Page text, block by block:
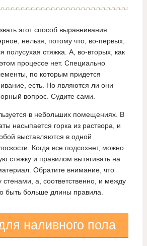
этот способ выравнивания
нельзя, потому что, во-первых,
полусухая стяжка. А, во-вторых, как
процессе нет. Специально
по которым придется
есть. Но являются ли они
вопрос. Судите сами.
в небольших помещениях. В
насыпается горка из раствора, и
выставляются в одной
Когда все подсохнет, можно
стяжку и правилом вытягивать на
Обратите внимание, что
стенами, а, соответственно, и между
быть больше длины правила.
наливного пола